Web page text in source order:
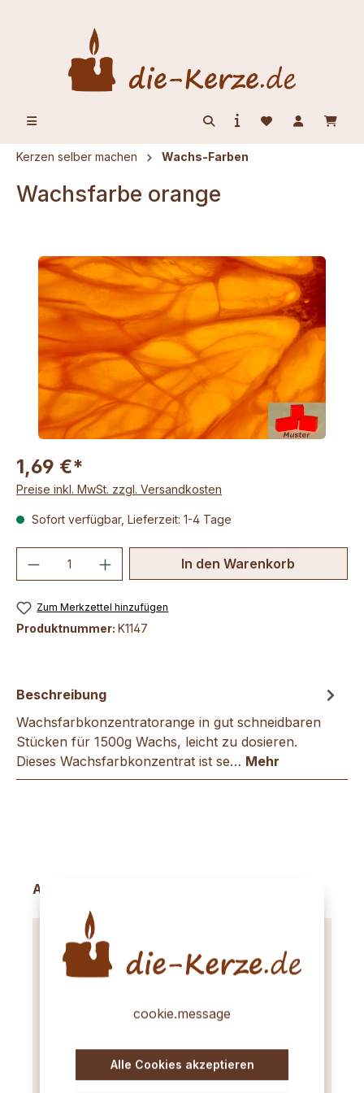
Kerzen selber machen Wachs-Farben
Wachsfarbe orange
Bildergalerie überspringen
1,69 €*
Preise inkl. MwSt. zzgl. Versandkosten
Sofort verfügbar, Lieferzeit: 1-4 Tage
Produkt Anzahl: Gib denIn den Warenkorb
Zum Merkzettel hinzufügen
Produktnummer: K1147
Beschreibung
Wachsfarbkonzentratorange in gut schneidbaren
Stücken für 1500g Wachs, leicht zu dosieren.
Dieses Wachsfarbkonzentrat ist se… Mehr
Produktgalerie überspringen
Accessory Items
cookie.message
Alle Cookies akzeptieren